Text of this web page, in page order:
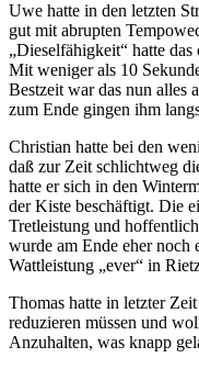
Uwe hatte in den letzten
gut mit abrupten
„Dieselfähigkeit“ hatte
Mit weniger als 10
Bestzeit war das nun alles
zum Ende gingen ihm
Christian hatte bei den
daß zur Zeit schlichtweg
hatte er sich in den
der Kiste beschäftigt. Die
Tretleistung und
wurde am Ende eher noch
Wattleistung „ever“ in
Thomas hatte in letzter
reduzieren müssen und
Anzuhalten, was knapp